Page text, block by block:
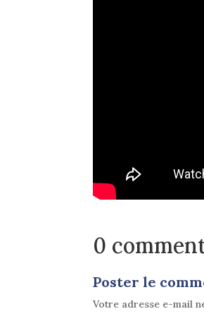
0
Poster le
Votre adresse e-mail